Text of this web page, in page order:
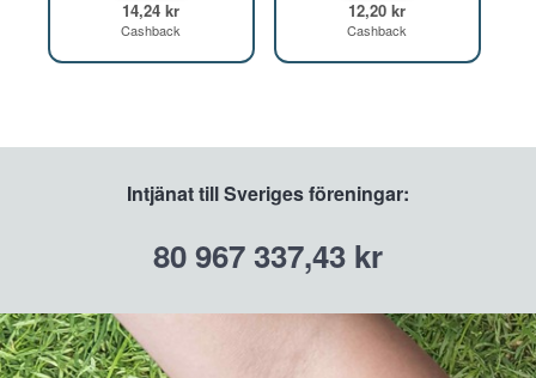
14,24 kr
Cashback
12,20 kr
Cashback
Intjänat till Sveriges föreningar:
80 967 337,43 kr